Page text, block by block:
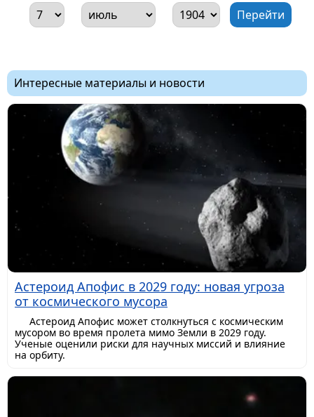
Интересные материалы и новости
Астероид Апофис в 2029 году: новая угроза
от космического мусора
Астероид Апофис может столкнуться с космическим
мусором во время пролета мимо Земли в 2029 году.
Ученые оценили риски для научных миссий и влияние
на орбиту.